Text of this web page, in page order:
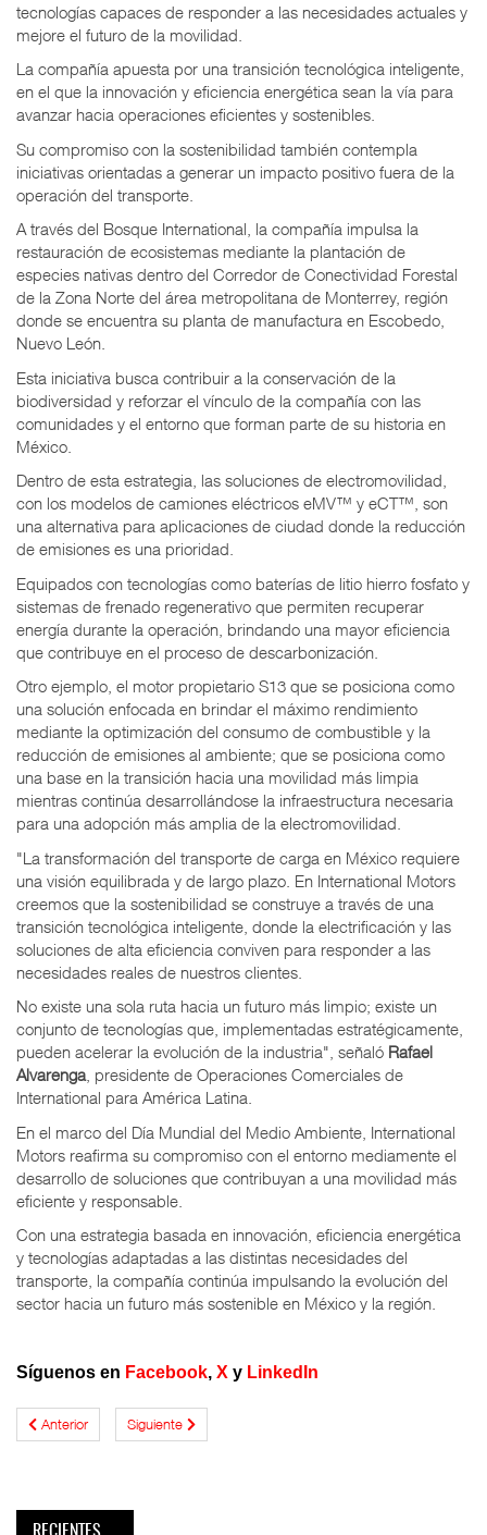
tecnologías capaces de responder a las necesidades actuales y
mejore el futuro de la movilidad.
La compañía apuesta por una transición tecnológica inteligente,
en el que la innovación y eficiencia energética sean la vía para
avanzar hacia operaciones eficientes y sostenibles.
Su compromiso con la sostenibilidad también contempla
iniciativas orientadas a generar un impacto positivo fuera de la
operación del transporte.
A través del Bosque International, la compañía impulsa la
restauración de ecosistemas mediante la plantación de
especies nativas dentro del Corredor de Conectividad Forestal
de la Zona Norte del área metropolitana de Monterrey, región
donde se encuentra su planta de manufactura en Escobedo,
Nuevo León.
Esta iniciativa busca contribuir a la conservación de la
biodiversidad y reforzar el vínculo de la compañía con las
comunidades y el entorno que forman parte de su historia en
México.
Dentro de esta estrategia, las soluciones de electromovilidad,
con los modelos de camiones eléctricos eMV™ y eCT™, son
una alternativa para aplicaciones de ciudad donde la reducción
de emisiones es una prioridad.
Equipados con tecnologías como baterías de litio hierro fosfato y
sistemas de frenado regenerativo que permiten recuperar
energía durante la operación, brindando una mayor eficiencia
que contribuye en el proceso de descarbonización.
Otro ejemplo, el motor propietario S13 que se posiciona como
una solución enfocada en brindar el máximo rendimiento
mediante la optimización del consumo de combustible y la
reducción de emisiones al ambiente; que se posiciona como
una base en la transición hacia una movilidad más limpia
mientras continúa desarrollándose la infraestructura necesaria
para una adopción más amplia de la electromovilidad.
"La transformación del transporte de carga en México requiere
una visión equilibrada y de largo plazo. En International Motors
creemos que la sostenibilidad se construye a través de una
transición tecnológica inteligente, donde la electrificación y las
soluciones de alta eficiencia conviven para responder a las
necesidades reales de nuestros clientes.
No existe una sola ruta hacia un futuro más limpio; existe un
conjunto de tecnologías que, implementadas estratégicamente,
pueden acelerar la evolución de la industria", señaló Rafael
Alvarenga, presidente de Operaciones Comerciales de
International para América Latina.
En el marco del Día Mundial del Medio Ambiente, International
Motors reafirma su compromiso con el entorno mediamente el
desarrollo de soluciones que contribuyan a una movilidad más
eficiente y responsable.
Con una estrategia basada en innovación, eficiencia energética
y tecnologías adaptadas a las distintas necesidades del
transporte, la compañía continúa impulsando la evolución del
sector hacia un futuro más sostenible en México y la región.
Síguenos en Facebook, X y LinkedIn
Anterior Siguiente